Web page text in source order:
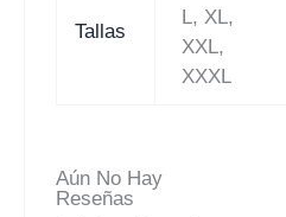
Tallas
L, XL,
XXL,
XXXL
Aún No Hay
Reseñas